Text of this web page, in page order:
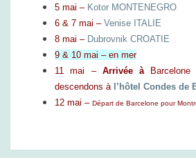
5 mai – Kotor MONTENEGRO
6 & 7 mai – Venise ITALIE
8 mai – Dubrovnik CROATIE
9 & 10 mai – en mer
11 mai – Arrivée à Barcelone
descendons à l’hôtel Condes de
12 mai – Départ de Barcelone pour